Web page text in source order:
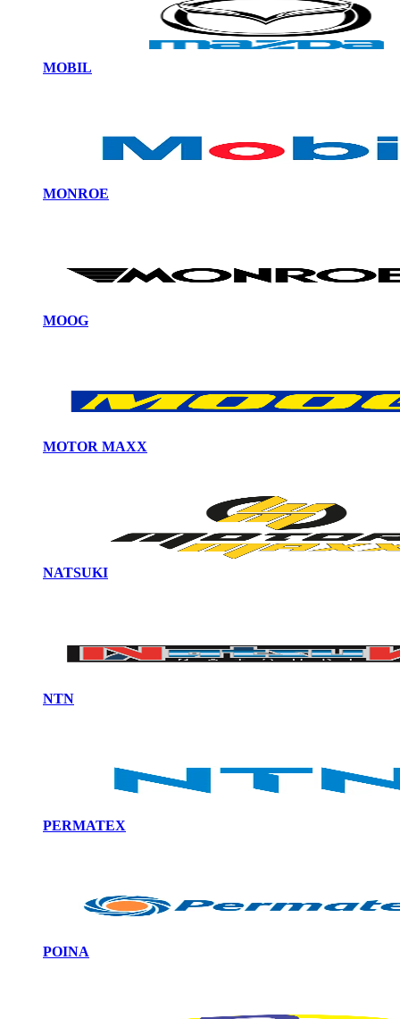
MOBIL
MONROE
MOOG
MOTOR MAXX
NATSUKI
NTN
PERMATEX
POINA